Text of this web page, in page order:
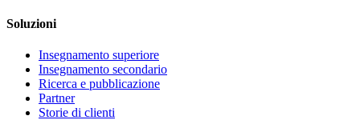
Soluzioni
Insegnamento superiore
Insegnamento secondario
Ricerca e pubblicazione
Partner
Storie di clienti